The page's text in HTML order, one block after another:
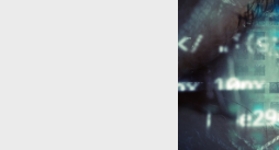
6:29
6:26
7:48
7:43